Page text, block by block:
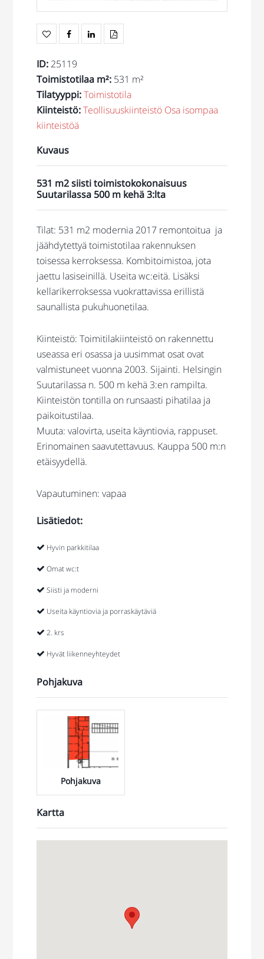
ID: 25119
Toimistotilaa m²: 531 m²
Tilatyyppi:Toimistotila
Kiinteistö:Teollisuuskiinteistö Osa isompaa
kiinteistöä
Kuvaus
531 m2 siisti toimistokokonaisuus
Suutarilassa 500 m kehä 3:lta
Tilat: 531 m2 modernia 2017 remontoitua ja
jäähdytettyä toimistotilaa rakennuksen
toisessa kerroksessa. Kombitoimistoa, jota
jaettu lasiseinillä. Useita wc:eitä. Lisäksi
kellarikerroksessa vuokrattavissa erillistä
saunallista pukuhuonetilaa.
Kiinteistö: Toimitilakiinteistö on rakennettu
useassa eri osassa ja uusimmat osat ovat
valmistuneet vuonna 2003. Sijainti. Helsingin
Suutarilassa n. 500 m kehä 3:en rampilta.
Kiinteistön tontilla on runsaasti pihatilaa ja
paikoitustilaa.
Muuta: valovirta, useita käyntiovia, rappuset.
Erinomainen saavutettavuus. Kauppa 500 m:n
etäisyydellä.
Vapautuminen: vapaa
Lisätiedot:
Hyvin parkkitilaa
Omat wc:t
Siisti ja moderni
Useita käyntiovia ja porraskäytäviä
2. krs
Hyvät liikenneyhteydet
Pohjakuva
Pohjakuva
Kartta